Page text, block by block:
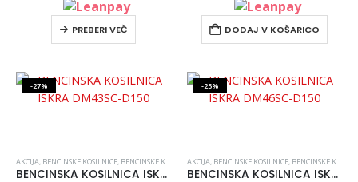
PREBERI VEČ DODAJ V KOŠARICO
-27%
AKCIJA, BENCINSKE KOSILNICE, BENCINSKE KOSILNICE ,KOSILNICE,KOSILNICE, VRT IN ORODJE,VRT IN
BENCINSKA KOSILNICA ISKRA DM43SC-D150
-25%
AKCIJA, BENCINSKE KOSILNICE, BENCINSKE KOSILNICE
BENCINSKA KOSILNICA ISKRA DM46SC-D150